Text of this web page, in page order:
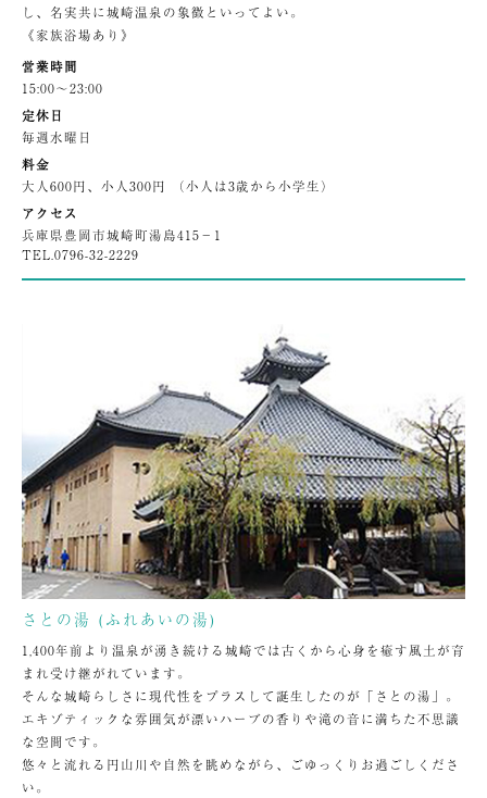
し、名実共に城崎温泉の象徴といってよい。
《家族浴場あり》
営業時間
15:00〜23:00
定休日
毎週水曜日
料金
大人600円、小人300円 （小人は3歳から小学生）
アクセス
兵庫県豊岡市城崎町湯島415−1
TEL.0796-32-2229
さとの湯 (ふれあいの湯)
1,400年前より温泉が湧き続ける城崎では古くから心身を癒す風土が育
まれ受け継がれています。
そんな城崎らしさに現代性をプラスして誕生したのが「さとの湯」。
エキゾティックな雰囲気が漂いハーブの香りや滝の音に満ちた不思議
な空間です。
悠々と流れる円山川や自然を眺めながら、ごゆっくりお過ごしくださ
い。